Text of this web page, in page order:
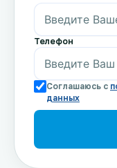
Телефон
Соглашаюсь с
данных